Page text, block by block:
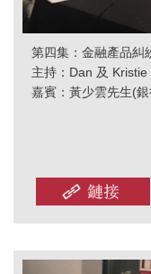
第四集：金融產品糾
主持：Dan 及 Kristie
嘉賓：黃少雲先生(